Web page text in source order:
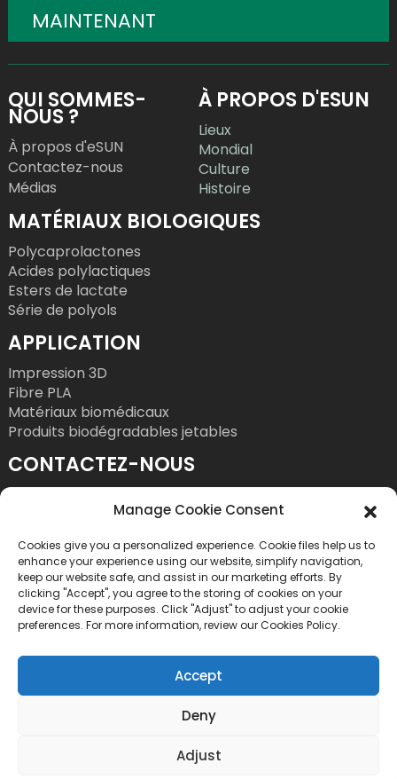
MAINTENANT
QUI SOMMES-
NOUS ?
À propos d'eSUN
Contactez-nous
Médias
À PROPOS D'ESUN
Lieux
Mondial
Culture
Histoire
MATÉRIAUX BIOLOGIQUES
Polycaprolactones
Acides polylactiques
Esters de lactate
Série de polyols
APPLICATION
Impression 3D
Fibre PLA
Matériaux biomédicaux
Produits biodégradables jetables
CONTACTEZ-NOUS
Courriel : bright@esungroup.net
Adresse : 15A, Immeuble Microsoft Ketong, n°
55, 9e rue Gaoxinnan, Quartier des hautes
technologies, Rue Yuehai, District de Nanshan,
Shenzhen, Chine
Copyright © 2026 Shenzhen Esun Industrial Co., Ltd.
*Politique de confidentialité
Manage Cookie Consent
Cookies give you a personalized experience. Cookie files help us to
enhance your experience using our website, simplify navigation,
keep our website safe, and assist in our marketing efforts. By
clicking "Accept", you agree to the storing of cookies on your
device for these purposes. Click "Adjust" to adjust your cookie
preferences. For more information, review our Cookies Policy.
Accept
Deny
Adjust